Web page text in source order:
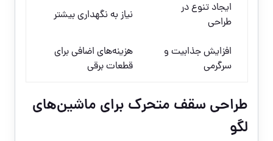
ایجاد تنوع در
طراحی
نیاز به نگهداری بیشتر
افزایش جذابیت و
سرگرمی
هزینه‌های اضافی برای
قطعات برقی
طراحی سقف متحرک برای ماشین‌های
لگو